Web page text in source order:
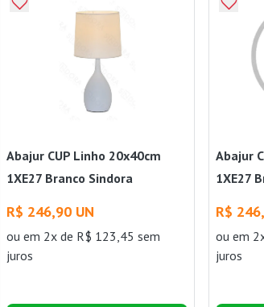
Abajur CUP Linho 20x40cm
1XE27 Branco Sindora
R$ 246,90 UN
ouem 2x de R$ 123,45 sem
juros
Abajur
1XE27
R$
ou em
juros